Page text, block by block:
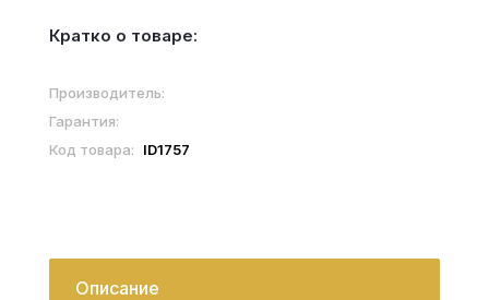
Кратко о товаре:
Производитель:
Гарантия:
Код товара:
ID1757
Описание